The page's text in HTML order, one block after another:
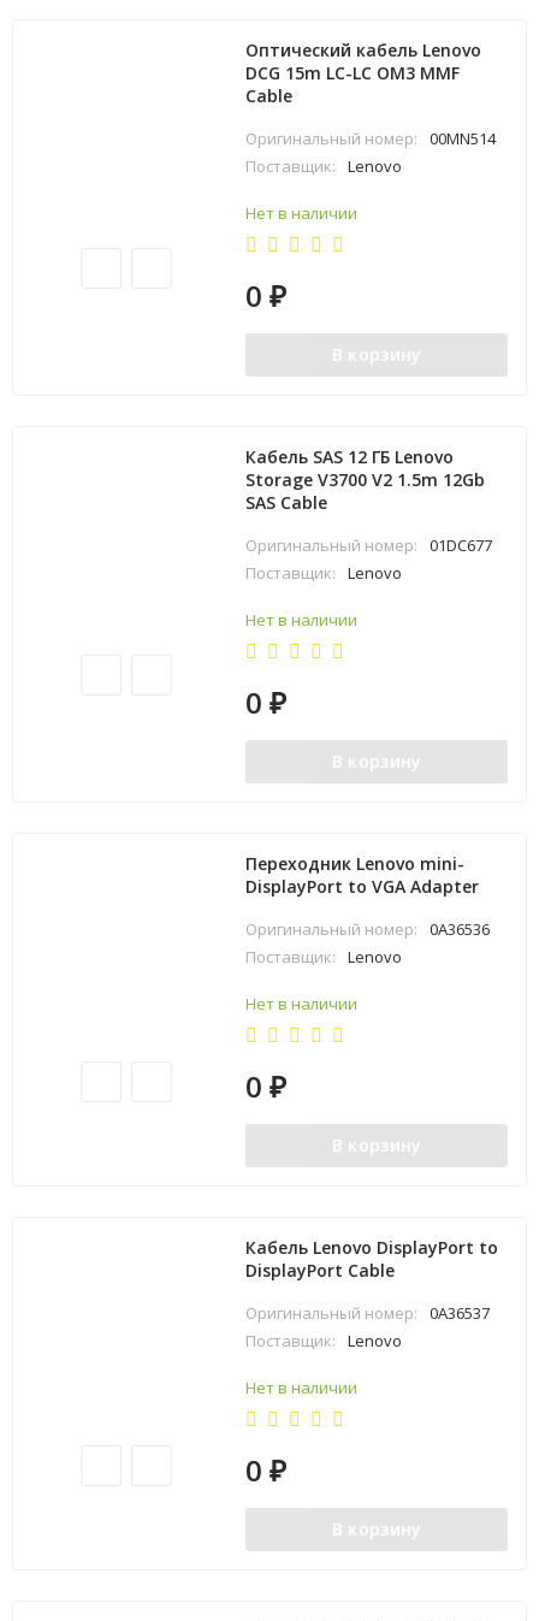
Оптический кабель Lenovo
DCG 15m LC-LC OM3 MMF
Cable
Оригинальный номер:
00MN514
Поставщик:
Lenovo
Нет в наличии
0₽
В корзину
Кабель SAS 12 ГБ Lenovo
Storage V3700 V2 1.5m 12Gb
SAS Cable
Оригинальный номер:
01DC677
Поставщик:
Lenovo
Нет в наличии
0₽
В корзину
Переходник Lenovo mini-
DisplayPort to VGA Adapter
Оригинальный номер:
0A36536
Поставщик:
Lenovo
Нет в наличии
0₽
В корзину
Кабель Lenovo DisplayPort to
DisplayPort Cable
Оригинальный номер:
0A36537
Поставщик:
Lenovo
Нет в наличии
0₽
В корзину